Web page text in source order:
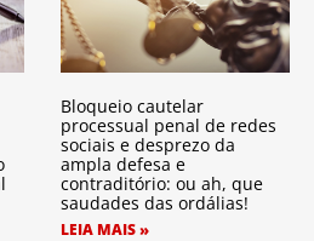
Bloqueio cautelar
processual penal de redes
sociais e desprezo da
ampla defesa e
contraditório: ou ah, que
saudades das ordálias!
LEIA MAIS »